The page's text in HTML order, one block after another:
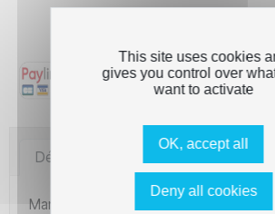
Détails du produit Imprimantes
Marque
The Premium Solution
This site uses cookies
gives you control over
want to activate
OK, accept all
Deny all cookies